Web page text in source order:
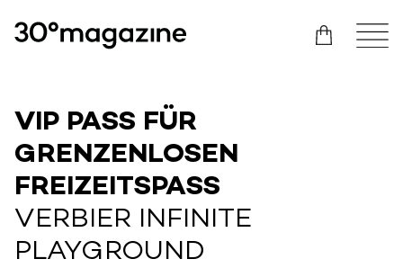
VIP PASS FÜR
GRENZENLOSEN
FREIZEITSPASS
VERBIER INFINITE
PLAYGROUND